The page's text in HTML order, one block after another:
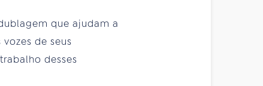
que ajudam a
de seus
desses